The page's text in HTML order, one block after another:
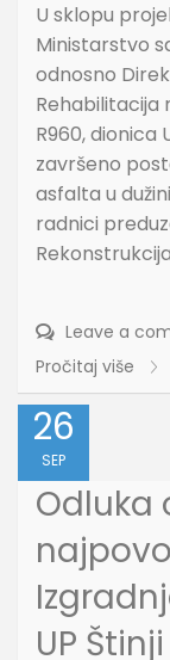
U sklopu
Ministarstvo
odnosno
Rehabilitacija
R960, dionica
završeno
asfalta u
radnici
Leave a
Pročitaj više
26
SEP
Odluka
UP